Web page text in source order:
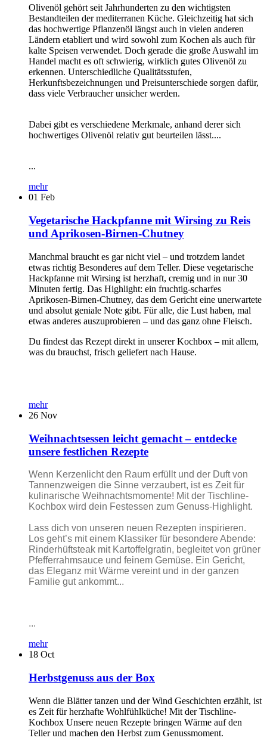
Olivenöl gehört seit Jahrhunderten zu den wichtigsten
Bestandteilen der mediterranen Küche. Gleichzeitig hat sich
das hochwertige Pflanzenöl längst auch in vielen anderen
Ländern etabliert und wird sowohl zum Kochen als auch für
kalte Speisen verwendet. Doch gerade die große Auswahl im
Handel macht es oft schwierig, wirklich gutes Olivenöl zu
erkennen. Unterschiedliche Qualitätsstufen,
Herkunftsbezeichnungen und Preisunterschiede sorgen dafür,
dass viele Verbraucher unsicher werden.
Dabei gibt es verschiedene Merkmale, anhand derer sich
hochwertiges Olivenöl relativ gut beurteilen lässt....
...
mehr
01 Feb
Vegetarische Hackpfanne mit Wirsing zu Reis
und Aprikosen-Birnen-Chutney
Manchmal braucht es gar nicht viel – und trotzdem landet
etwas richtig Besonderes auf dem Teller. Diese vegetarische
Hackpfanne mit Wirsing ist herzhaft, cremig und in nur 30
Minuten fertig. Das Highlight: ein fruchtig-scharfes
Aprikosen-Birnen-Chutney, das dem Gericht eine unerwartete
und absolut geniale Note gibt. Für alle, die Lust haben, mal
etwas anderes auszuprobieren – und das ganz ohne Fleisch.
Du findest das Rezept direkt in unserer Kochbox – mit allem,
was du brauchst, frisch geliefert nach Hause.
mehr
26 Nov
Weihnachtsessen leicht gemacht – entdecke
unsere festlichen Rezepte
Wenn Kerzenlicht den Raum erfüllt und der Duft von
Tannenzweigen die Sinne verzaubert, ist es Zeit für
kulinarische Weihnachtsmomente! Mit der Tischline-
Kochbox wird dein Festessen zum Genuss-Highlight.
Lass dich von unseren neuen Rezepten inspirieren.
Los geht’s mit einem Klassiker für besondere Abende:
Rinderhüftsteak mit Kartoffelgratin, begleitet von grüner
Pfefferrahmsauce und feinem Gemüse. Ein Gericht,
das Eleganz mit Wärme vereint und in der ganzen
Familie gut ankommt...
...
mehr
18 Oct
Herbstgenuss aus der Box
Wenn die Blätter tanzen und der Wind Geschichten erzählt, ist
es Zeit für herzhafte Wohlfühlküche! Mit der Tischline-
Kochbox Unsere neuen Rezepte bringen Wärme auf den
Teller und machen den Herbst zum Genussmoment.